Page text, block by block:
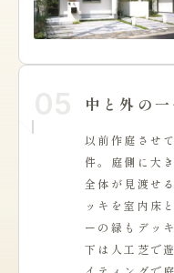
中と外の
以前作庭させ
件。庭側に大
全体が見渡せ
ッキを室内床
ーの緑もデッ
下は人工芝で